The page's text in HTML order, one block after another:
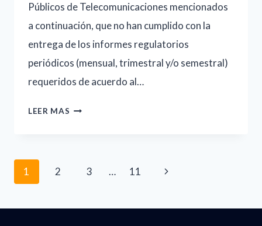
Públicos de Telecomunicaciones mencionados
a continuación, que no han cumplido con la
entrega de los informes regulatorios
periódicos (mensual, trimestral y/o semestral)
requeridos de acuerdo al…
LEER MAS AVISO,-
INSOLVENTES
Navegación
1 2 3 … 11
Siguiente